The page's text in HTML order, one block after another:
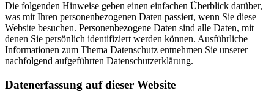
Die folgenden Hinweise geben einen einfachen Überblick darüber,
was mit Ihren personenbezogenen Daten passiert, wenn Sie diese
Website besuchen. Personenbezogene Daten sind alle Daten, mit
denen Sie persönlich identifiziert werden können. Ausführliche
Informationen zum Thema Datenschutz entnehmen Sie unserer
nachfolgend aufgeführten Datenschutzerklärung.
Datenerfassung auf dieser Website